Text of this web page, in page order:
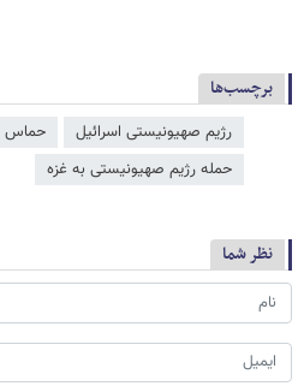
برچسب‌ها
رژیم صهیونیستی اسرائیل حماس
حمله رژیم صهیونیستی به غزه
نظر شما